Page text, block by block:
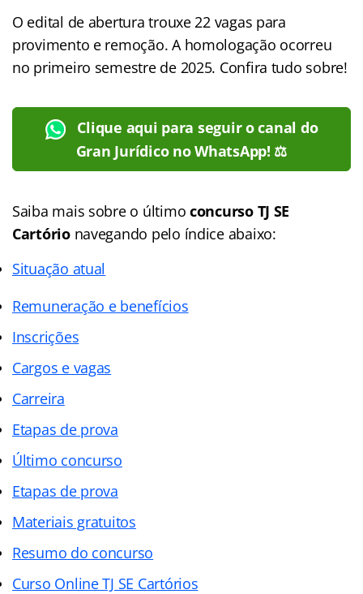
O edital de abertura trouxe 22 vagas para
provimento e remoção. A homologação ocorreu
no primeiro semestre de 2025. Confira tudo sobre!
Clique aqui para seguir o canal do
Gran Jurídico no WhatsApp! ⚖️
Saiba mais sobre o último concurso TJ SE
Cartórionavegando pelo índiceabaixo:
Situação atual
Remuneração e benefícios
Inscrições
Cargos e vagas
Carreira
Etapas de prova
Último concurso
Etapas de prova
Materiais gratuitos
Resumo do concurso
Curso Online TJ SE Cartórios